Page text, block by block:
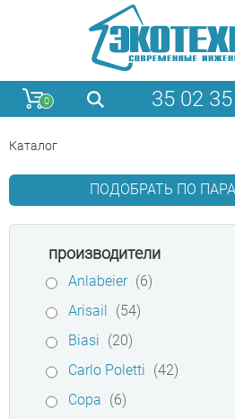
0 35 02 35
Каталог
ПОДОБРАТЬ ПО
производители
Anlabeier (6)
Arisail (54)
Biasi (20)
Carlo Poletti (42)
Copa (6)